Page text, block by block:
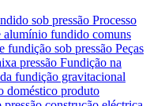
sob pressão Processo
alumínio fundido comuns
fundição sob pressão Peças
pressão Fundição na
fundição gravitacional
doméstico produto